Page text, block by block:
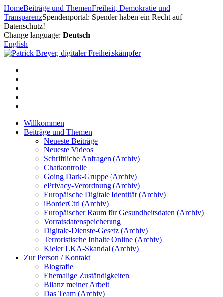
Zum
Inhalt
springen
HomeBeiträge und ThemenFreiheit, Demokratie und
TransparenzSpendenportal: Spender haben ein Recht auf
Datenschutz!
Change language: Deutsch
English
Willkommen
Beiträge und Themen
Neueste Beiträge
Neueste Videos
Schriftliche Anfragen (Archiv)
Chatkontrolle
Going Dark-Gruppe (Archiv)
ePrivacy-Verordnung (Archiv)
Europäische Digitale Identität (Archiv)
iBorderCtrl (Archiv)
Europäischer Raum für Gesundheitsdaten (Archiv)
Vorratsdatenspeicherung
Digitale-Dienste-Gesetz (Archiv)
Terroristische Inhalte Online (Archiv)
Kieler LKA-Skandal (Archiv)
Zur Person / Kontakt
Biografie
Ehemalige Zuständigkeiten
Bilanz meiner Arbeit
Das Team (Archiv)